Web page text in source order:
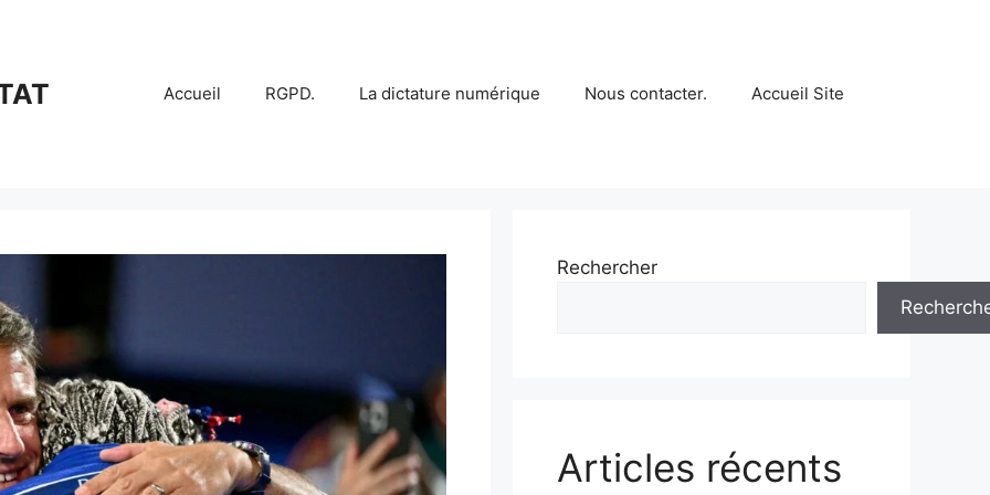
Accueil RGPD. La dictature numérique Nous contacter. Accueil Site
Rechercher
Articles récents